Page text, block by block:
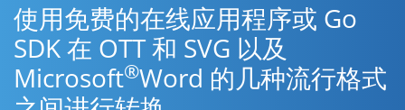
使用免费的在线应用程序或 Go
SDK 在 OTT 和 SVG 以及
Microsoft®Word 的几种流行格式